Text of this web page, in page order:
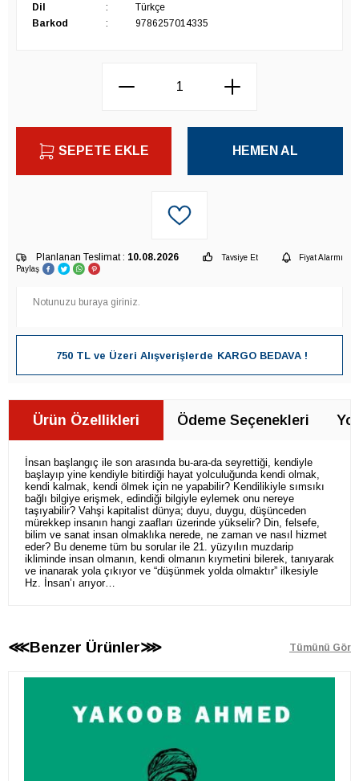
Dil
:
Türkçe
Barkod
: 9786257014335
SEPETE EKLE HEMEN AL
Planlanan Teslimat : 10.08.2026 Tavsiye Et
Fiyat Alarmı
Paylaş
750 TL ve Üzeri Alışverişlerde KARGO BEDAVA !
Ürün Özellikleri Ödeme Seçenekleri
İnsan başlangıç ile son arasında bu-ara-da seyrettiği, kendiyle
başlayıp yine kendiyle bitirdiği hayat yolculuğunda kendi olmak,
kendi kalmak, kendi ölmek için ne yapabilir? Kendilikiyle sımsıkı
bağlı bilgiye erişmek, edindiği bilgiyle eylemek onu nereye
taşıyabilir? Vahşi kapitalist dünya; duyu, duygu, düşünceden
mürekkep insanın hangi zaafları üzerinde yükselir? Din, felsefe,
bilim ve sanat insan olmaklıka nerede, ne zaman ve nasıl hizmet
eder? Bu deneme tüm bu sorular ile 21. yüzyılın muzdarip
ikliminde insan olmanın, kendi olmanın kıymetini bilerek, tanıyarak
ve inanarak yola çıkıyor ve “düşünmek yolda olmaktır” ilkesiyle
Hz. İnsan’ı arıyor…
⋘Benzer Ürünler⋙ Tümünü Gör